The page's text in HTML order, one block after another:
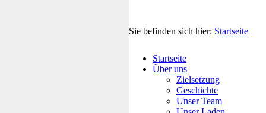
Sie befinden sich hier: Startseite
Startseite
Über uns
Zielsetzung
Geschichte
Unser Team